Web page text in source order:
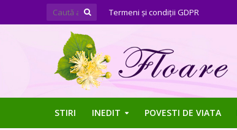
Termeni şi condiţii GDPR
STIRI INEDIT POVESTI DE VIATA